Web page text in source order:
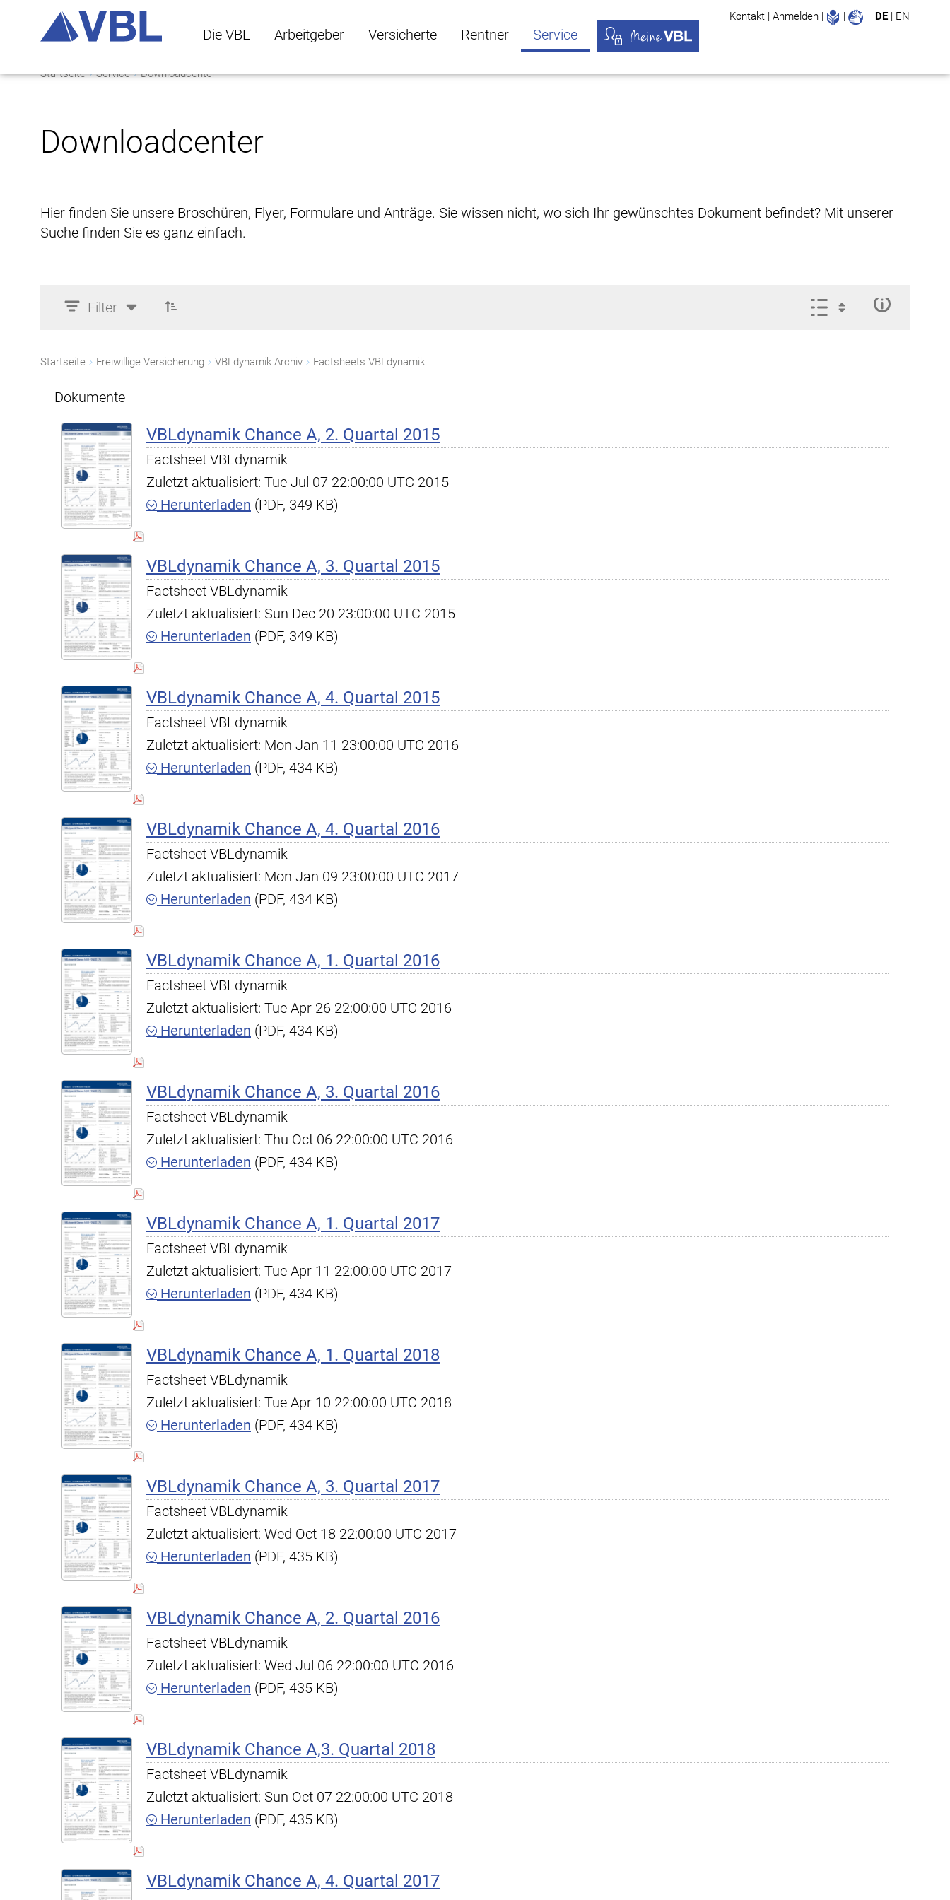
Die VBL Arbeitgeber Versicherte Rentner Service
Kontakt | Anmelden | Leichte Sprache
| DE | EN
Startseite Service Downloadcenter
Downloadcenter
Hier finden Sie unsere Broschüren, Flyer, Formulare und Anträge. Sie wissen nicht, wo sich Ihr gewünschtes Dokument befindet? Mit unserer
Suche finden Sie es ganz einfach.
Filter
Startseite Freiwillige Versicherung VBLdynamik Archiv Factsheets VBLdynamik
Dokumente
VBLdynamik Chance A, 2. Quartal 2015
Factsheet VBLdynamik
Zuletzt aktualisiert: Tue Jul 07 22:00:00 UTC 2015
Herunterladen (PDF, 349 KB)
VBLdynamik Chance A, 3. Quartal 2015
Factsheet VBLdynamik
Zuletzt aktualisiert: Sun Dec 20 23:00:00 UTC 2015
Herunterladen (PDF, 349 KB)
VBLdynamik Chance A, 4. Quartal 2015
Factsheet VBLdynamik
Zuletzt aktualisiert: Mon Jan 11 23:00:00 UTC 2016
Herunterladen (PDF, 434 KB)
VBLdynamik Chance A, 4. Quartal 2016
Factsheet VBLdynamik
Zuletzt aktualisiert: Mon Jan 09 23:00:00 UTC 2017
Herunterladen (PDF, 434 KB)
VBLdynamik Chance A, 1. Quartal 2016
Factsheet VBLdynamik
Zuletzt aktualisiert: Tue Apr 26 22:00:00 UTC 2016
Herunterladen (PDF, 434 KB)
VBLdynamik Chance A, 3. Quartal 2016
Factsheet VBLdynamik
Zuletzt aktualisiert: Thu Oct 06 22:00:00 UTC 2016
Herunterladen (PDF, 434 KB)
VBLdynamik Chance A, 1. Quartal 2017
Factsheet VBLdynamik
Zuletzt aktualisiert: Tue Apr 11 22:00:00 UTC 2017
Herunterladen (PDF, 434 KB)
VBLdynamik Chance A, 1. Quartal 2018
Factsheet VBLdynamik
Zuletzt aktualisiert: Tue Apr 10 22:00:00 UTC 2018
Herunterladen (PDF, 434 KB)
VBLdynamik Chance A, 3. Quartal 2017
Factsheet VBLdynamik
Zuletzt aktualisiert: Wed Oct 18 22:00:00 UTC 2017
Herunterladen (PDF, 435 KB)
VBLdynamik Chance A, 2. Quartal 2016
Factsheet VBLdynamik
Zuletzt aktualisiert: Wed Jul 06 22:00:00 UTC 2016
Herunterladen (PDF, 435 KB)
VBLdynamik Chance A,3. Quartal 2018
Factsheet VBLdynamik
Zuletzt aktualisiert: Sun Oct 07 22:00:00 UTC 2018
Herunterladen (PDF, 435 KB)
VBLdynamik Chance A, 4. Quartal 2017